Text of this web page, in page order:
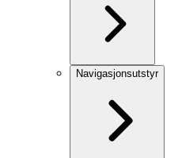
Navigasjonsutstyr